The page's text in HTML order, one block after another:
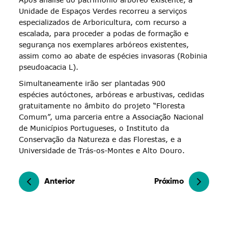
Unidade de Espaços Verdes recorreu a serviços
especializados de Arboricultura, com recurso a
escalada, para proceder a podas de formação e
segurança nos exemplares arbóreos existentes,
assim como ao abate de espécies invasoras (Robinia
pseudoacacia L).
Simultaneamente irão ser plantadas 900
espécies autóctones, arbóreas e arbustivas, cedidas
gratuitamente no âmbito do projeto “Floresta
Comum”, uma parceria entre a Associação Nacional
de Municípios Portugueses, o Instituto da
Conservação da Natureza e das Florestas, e a
Universidade de Trás-os-Montes e Alto Douro.
Anterior Próximo